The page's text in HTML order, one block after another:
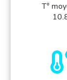
T°